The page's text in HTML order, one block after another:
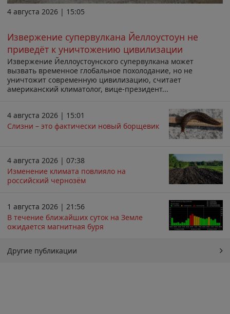
4 августа 2026 | 15:05
Извержение супервулкана Йеллоустоун не
приведёт к уничтожению цивилизации
Извержение Йеллоустоунского супервулкана может
вызвать временное глобальное похолодание, но не
уничтожит современную цивилизацию, считает
американский климатолог, вице-президент...
4 августа 2026 | 15:01
Слизни – это фактически новый борщевик
4 августа 2026 | 07:38
Изменение климата повлияло на
российский чернозём
1 августа 2026 | 21:56
В течение ближайших суток на Земле
ожидается магнитная буря
Другие публикации